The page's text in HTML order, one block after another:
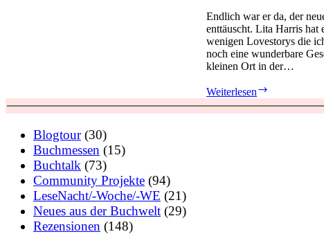
Endlich war er da, der
enttäuscht. Lita Harris
wenigen Lovestorys die
noch eine wunderbare
kleinen Ort in der…
Weiterlesen
Surfing:
Marla
Blogtour(30)
Buchmessen (15)
Buchtalk (73)
Community Projekte (94)
LeseNacht/-Woche/-WE (21)
Neues aus der Buchwelt (29)
Rezensionen (148)